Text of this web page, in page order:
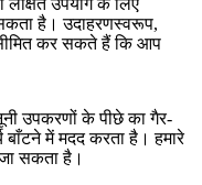
लक्षित उपयोग के लिए
है। उदाहरणस्वरूप,
कर सकते हैं कि आप
उपकरणों के पीछे का गैर-
बाँटने में मदद करता है। हमारे
सकता है।